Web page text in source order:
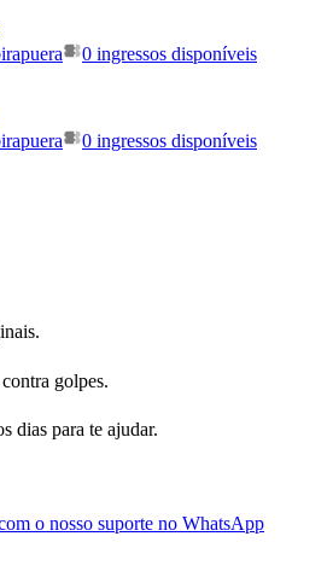
0 ingressos disponíveis
0 ingressos disponíveis
golpes.
dias para te ajudar.
o nosso suporte no WhatsApp